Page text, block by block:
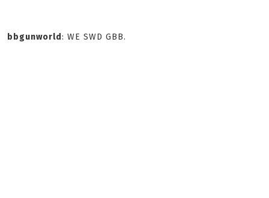
bbgunworld: WE SWD GBB.